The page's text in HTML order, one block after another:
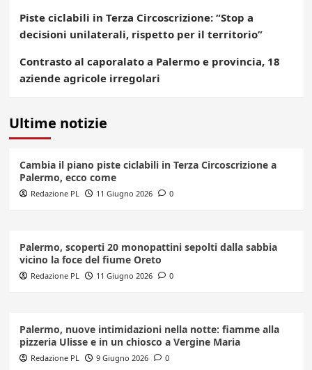
Piste ciclabili in Terza Circoscrizione: “Stop a
decisioni unilaterali, rispetto per il territorio”
Contrasto al caporalato a Palermo e provincia, 18
aziende agricole irregolari
Ultime notizie
Cambia il piano piste ciclabili in Terza Circoscrizione a
Palermo, ecco come
Redazione PL 11 Giugno 2026 0
Palermo, scoperti 20 monopattini sepolti dalla sabbia
vicino la foce del fiume Oreto
Redazione PL 11 Giugno 2026 0
Palermo, nuove intimidazioni nella notte: fiamme alla
pizzeria Ulisse e in un chiosco a Vergine Maria
Redazione PL 9 Giugno 2026 0